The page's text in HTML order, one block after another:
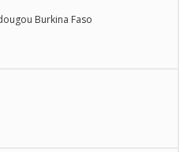
Burkina Faso